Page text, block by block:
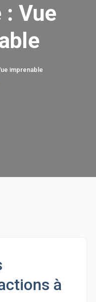
: Vue
imprenable
à